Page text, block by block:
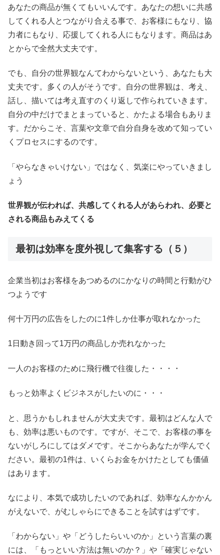
あなたの商品が無くてもいいんです。あなたの想いに共感
してくれる人とつながり合える事で、お客様にもなり、協
力者にもなり、応援してくれる人にもなります。商品はあ
とからで全然大丈夫です。
でも、自分の世界観なんてわからないという、あなたも大
丈夫です。多くの人がそうです。自分の世界観は、考え、
話し、描いては考え直すのくり返しで作られていきます。
自分の中だけでまとまっていると、かたよる場合もありま
す。だからこそ、言葉や文章で自分自身を改めて知ってい
くプロセスにするのです。
「やらなきゃいけない」ではなく、気楽にやっていきまし
ょう
世界観が伝われば、共感してくれる人があらわれ、必要と
される商品もみえてくる
最初は効率を度外視して集客する（５）
企業当初はお客様をあつめるのにかなりの時間と行動がひ
つようです
何十万円の広告をしたのに1件しか仕事が取れなかった
1日動き回って1万円の商品しか売れなかった
一人のお客様のために飛行機で往復した・・・・
もっと効率よくビジネスがしたいのに・・・
と、思うかもしれませんが大丈夫です。最初はどんな人で
も、効率は悪いものです。ですが、そこで、お客様の事を
ないがしろにしてはダメです。そこからあなたが学んでく
ださい。最初の1件は、いくらお金をかけたとしても価値
はあります。
なにより、本気で成功したいのであれば、効率なんかかん
がえないで、がむしゃらにできることを試すはずです。
「わからない」や「どうしたらいいのか」という言葉の裏
には、「もっといい方法は無いのか？」や「確実じゃない